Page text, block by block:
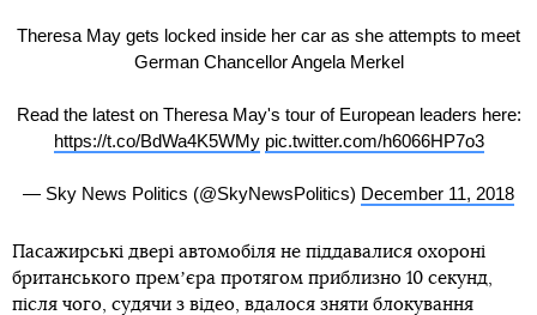
Theresa May gets locked inside her car as she attempts to meet
German Chancellor Angela Merkel
Read the latest on Theresa May's tour of European leaders here:
https://t.co/BdWa4K5WMy pic.twitter.com/h6066HP7o3
— Sky News Politics (@SkyNewsPolitics) December 11, 2018
Пасажирські двері автомобіля не піддавалися охороні
британського премʼєра протягом приблизно 10 секунд,
після чого, судячи з відео, вдалося зняти блокування